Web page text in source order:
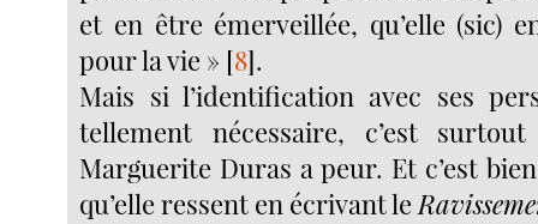
et en être émerveillée, qu’elle (sic)
pour la vie » [8].
Mais si l’identification avec ses
tellement nécessaire, c’est
Marguerite Duras a peur. Et c’est
qu’elle ressent en écrivant le